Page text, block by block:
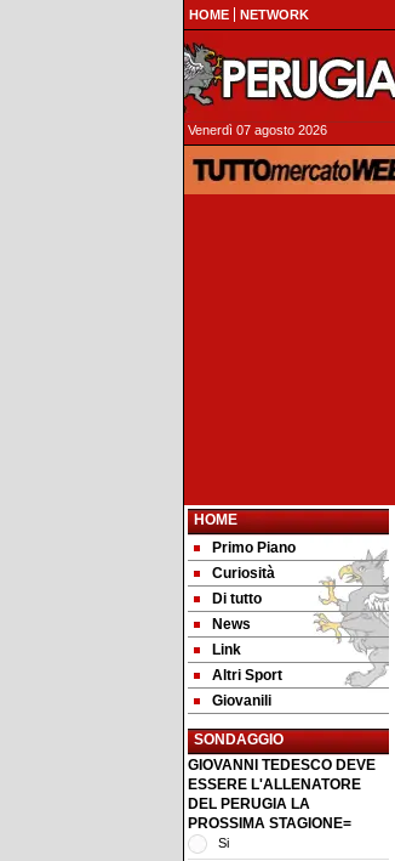
HOME NETWORK
Venerdì 07 agosto 2026
HOME
Primo Piano
Curiosità
Di tutto
News
Link
Altri Sport
Giovanili
SONDAGGIO
GIOVANNI TEDESCO DEVE
ESSERE L'ALLENATORE
DEL PERUGIA LA
PROSSIMA STAGIONE=
Si